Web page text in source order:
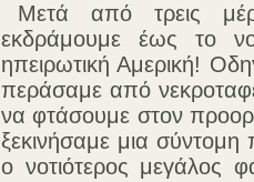
Μετά από τρεις
εκδράμουμε έως το
ηπειρωτική Αμερική!
περάσαμε από
να φτάσουμε στον
ξεκινήσαμε μια
ο νοτιότερος μεγάλος